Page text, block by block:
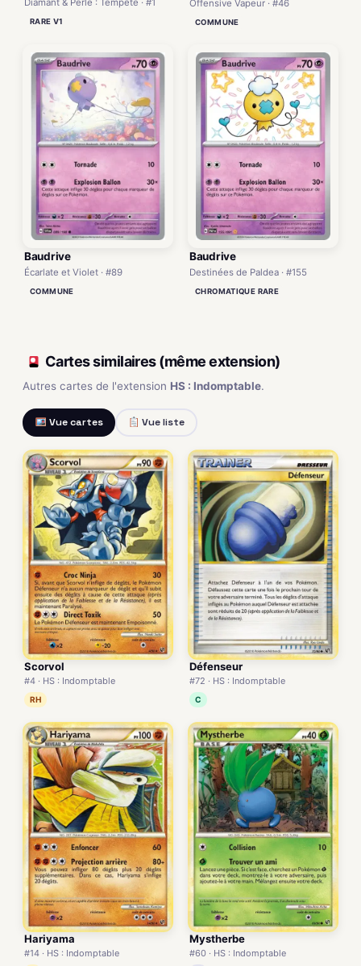
Diamant & Perle : Tempête · #1
RARE V1
Offensive Vapeur · #46
COMMUNE
Baudrive
Écarlate et Violet · #89
COMMUNE
Baudrive
Destinées de Paldea · #155
CHROMATIQUE RARE
Cartes similaires (même extension)
Autres cartes de l'extension HS : Indomptable.
Vue cartes Vue liste
Scorvol
#4 · HS : Indomptable
RH
Défenseur
#72 · HS : Indomptable
C
Hariyama
#14 · HS : Indomptable
Mystherbe
#60 · HS : Indomptable